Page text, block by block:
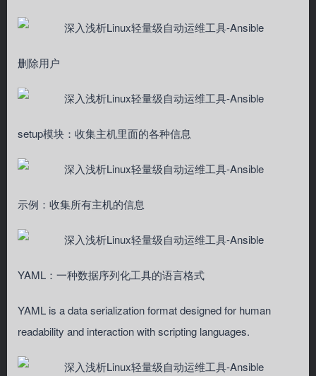
删除用户
setup模块：收集主机里面的各种信息
示例：收集所有主机的信息
YAML：一种数据序列化工具的语言格式
YAML is a data serialization format designed for human
readability and interaction with scripting languages.